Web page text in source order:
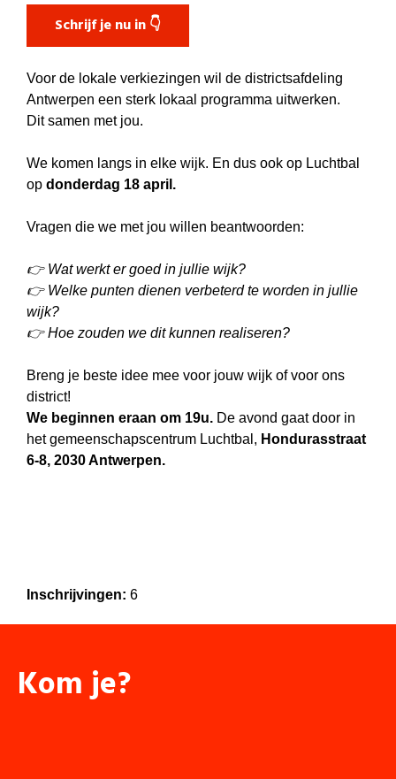
Schrijf je nu in 👇
Voor de lokale verkiezingen wil de districtsafdeling
Antwerpen een sterk lokaal programma uitwerken.
Dit samen met jou.
We komen langs in elke wijk. En dus ook op Luchtbal
opdonderdag 18 april.
Vragen die we met jou willen beantwoorden:
👉 Wat werkt er goed in jullie wijk?
👉 Welke punten dienen verbeterd te worden in jullie
wijk?
👉 Hoe zouden we dit kunnen realiseren?
Breng je beste idee mee voor jouw wijk of voor ons
district!
We beginnen eraan om 19u. De avond gaat door in
het gemeenschapscentrum Luchtbal, Hondurasstraat
6-8, 2030 Antwerpen.
Inschrijvingen: 6
Kom je?